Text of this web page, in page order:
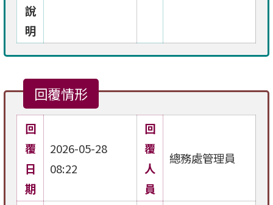
說
明
回覆情形
回
覆
日
期
2026-05-28
08:22
回
覆
人
員
總務處管理員